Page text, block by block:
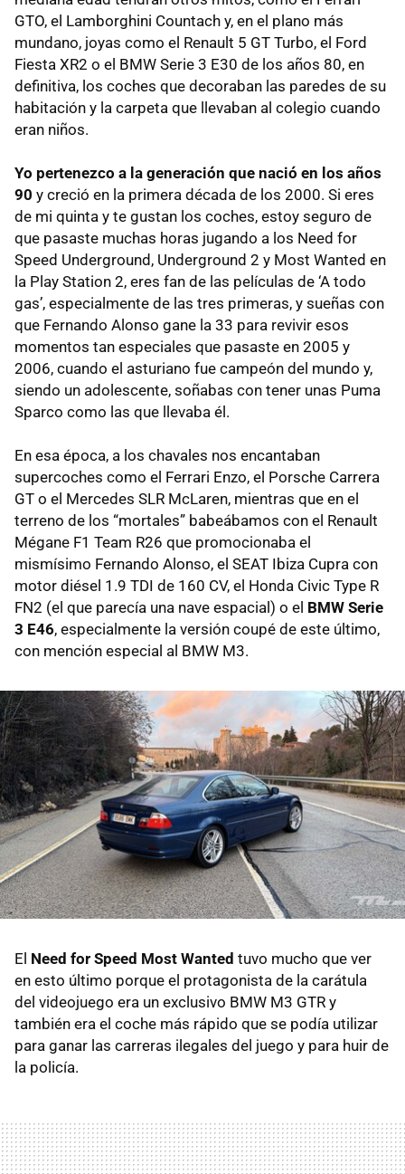
GTO, el Lamborghini Countach y, en el plano más
mundano, joyas como el Renault 5 GT Turbo, el Ford
Fiesta XR2 o el BMW Serie 3 E30 de los años 80, en
definitiva, los coches que decoraban las paredes de su
habitación y la carpeta que llevaban al colegio cuando
eran niños.
Yo pertenezco a la generación que nació en los años
90 y creció en la primera década de los 2000. Si eres
de mi quinta y te gustan los coches, estoy seguro de
que pasaste muchas horas jugando a los Need for
Speed Underground, Underground 2 y Most Wanted en
la Play Station 2, eres fan de las películas de ‘A todo
gas’, especialmente de las tres primeras, y sueñas con
que Fernando Alonso gane la 33 para revivir esos
momentos tan especiales que pasaste en 2005 y
2006, cuando el asturiano fue campeón del mundo y,
siendo un adolescente, soñabas con tener unas Puma
Sparco como las que llevaba él.
En esa época, a los chavales nos encantaban
supercoches como el Ferrari Enzo, el Porsche Carrera
GT o el Mercedes SLR McLaren, mientras que en el
terreno de los “mortales” babeábamos con el Renault
Mégane F1 Team R26 que promocionaba el
mismísimo Fernando Alonso, el SEAT Ibiza Cupra con
motor diésel 1.9 TDI de 160 CV, el Honda Civic Type R
FN2 (el que parecía una nave espacial) o el BMW Serie
3 E46, especialmente la versión coupé de este último,
con mención especial al BMW M3.
El Need for Speed Most Wanted tuvo mucho que ver
en esto último porque el protagonista de la carátula
del videojuego era un exclusivo BMW M3 GTR y
también era el coche más rápido que se podía utilizar
para ganar las carreras ilegales del juego y para huir de
la policía.